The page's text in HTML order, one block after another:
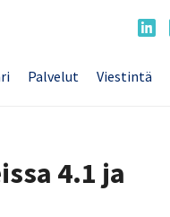
Palvelut Viestintä
4.1 ja